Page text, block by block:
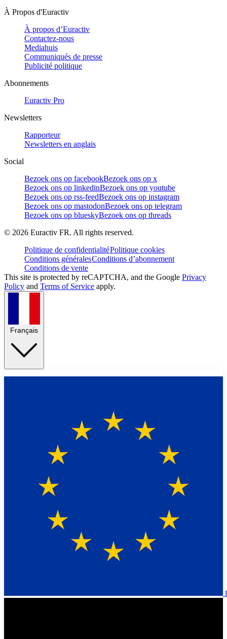
À Propos d'Euractiv
À propos d’Euractiv
Contactez-nous
Mediahuis
Communiqués de presse
Publicité politique
Abonnements
Euractiv Pro
Newsletters
Rapporteur
Newsletters en anglais
Social
Bezoek ons op facebookBezoek ons op x
Bezoek ons op linkedinBezoek ons op youtube
Bezoek ons op rss-feedBezoek ons op instagram
Bezoek ons op mastodonBezoek ons op telegram
Bezoek ons op blueskyBezoek ons op threads
© 2026 Euractiv FR. All rights reserved.
Politique de confidentialitéPolitique cookies
Conditions généralesConditions d’abonnement
Conditions de vente
This site is protected by reCAPTCHA, and the Google Privacy
Policy and Terms of Service apply.
Français